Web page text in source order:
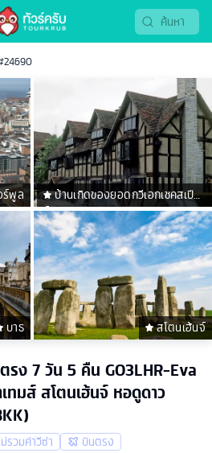
ร์พูล
บ้านเกิดของยอดกวีเอกเชคสเปีย
ร์
บาธ สโตนเฮ้นจ์
ง 7 วัน 5 คืน GO3LHR-Eva
ทมส์ สโตนเฮ้นจ์ หอดูดาว
รวมค่าวีซ่า
บินตรง